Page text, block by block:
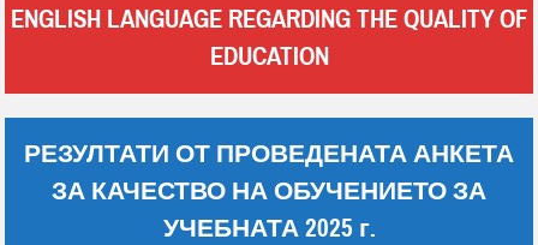
ENGLISH LANGUAGE REGARDING THE QUALITY OF
EDUCATION
РЕЗУЛТАТИ ОТ ПРОВЕДЕНАТА АНКЕТА
ЗА КАЧЕСТВО НА ОБУЧЕНИЕТО ЗА
УЧЕБНАТА 2025 г.